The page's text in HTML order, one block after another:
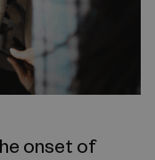
onset of